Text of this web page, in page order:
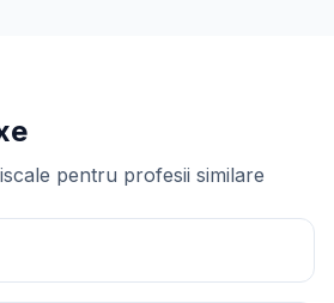
pentru profesii similare